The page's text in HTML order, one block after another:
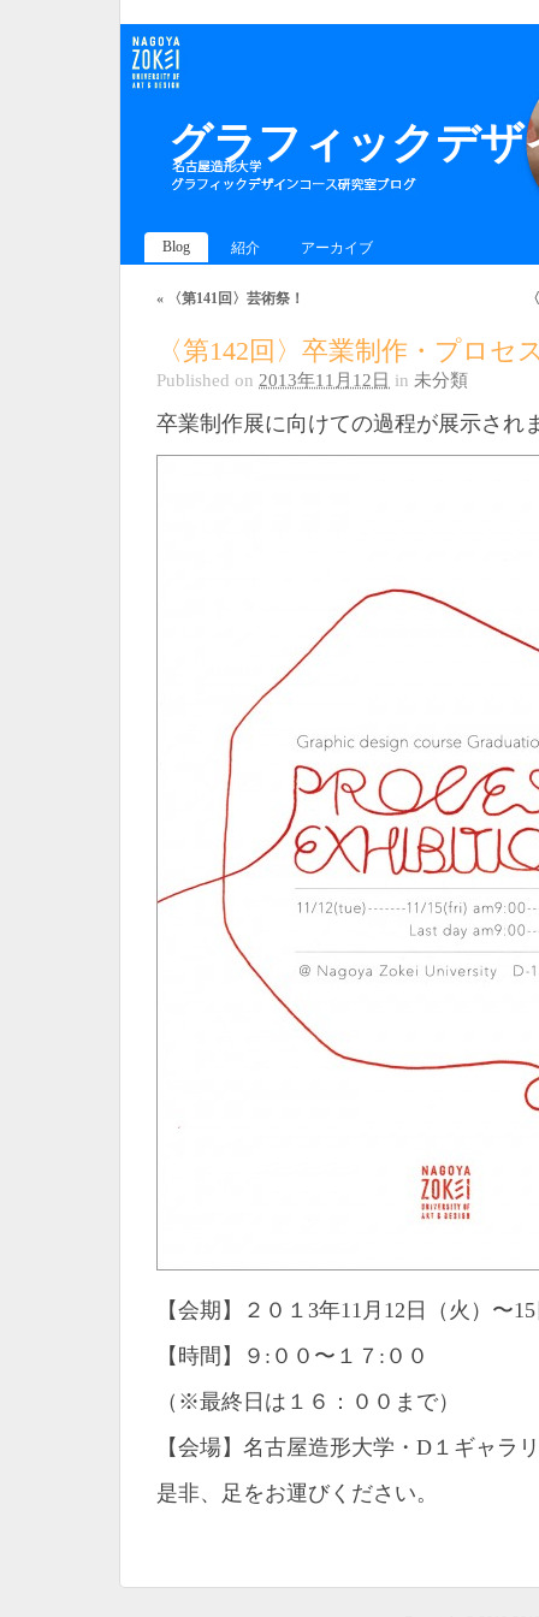
グラフィックデ
Blog 紹介 アーカイブ
« 〈第141回〉芸術祭！
〈第142回〉卒業制作・プロセ
Published on 2013年11月12日 in 未分類
卒業制作展に向けての過程が展示され
【会期】２０１3年11月12日（火）〜
【時間】９:００〜１７:００
（※最終日は１６：００まで）
【会場】名古屋造形大学・D１ギャラ
是非、足をお運びください。